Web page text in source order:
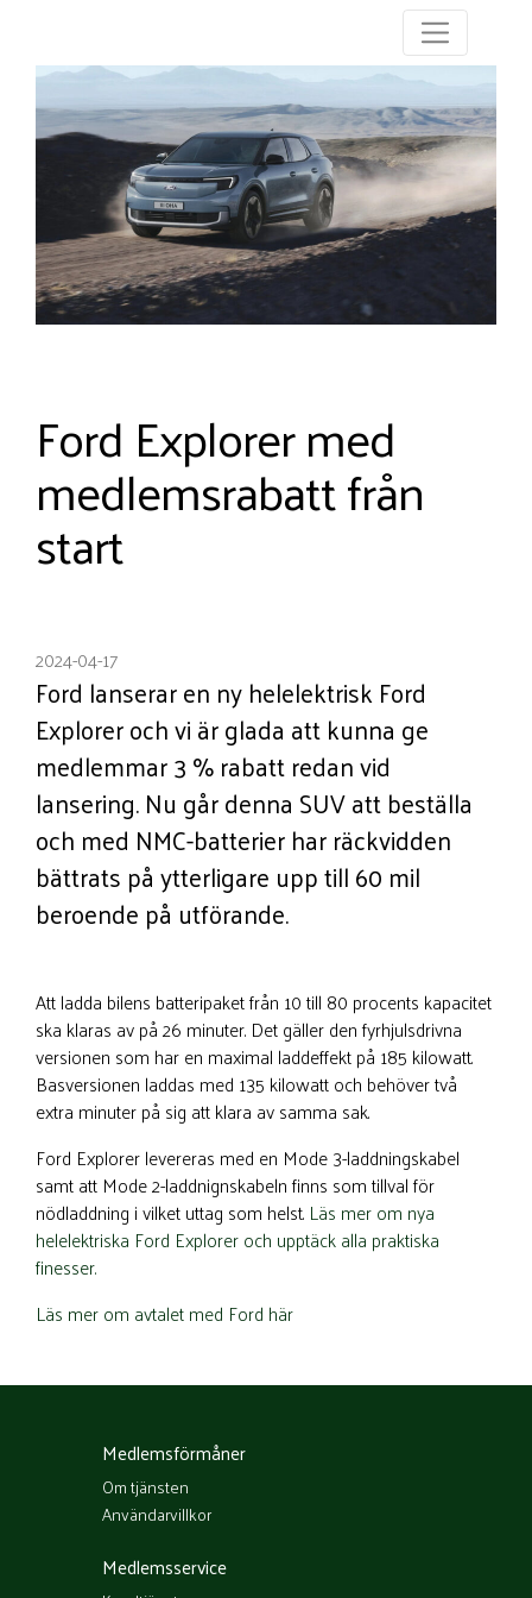
Ford Explorer med
medlemsrabatt från
start
2024-04-17
Ford lanserar en ny helelektrisk Ford
Explorer och vi är glada att kunna ge
medlemmar 3 % rabatt redan vid
lansering. Nu går denna SUV att beställa
och med NMC-batterier har räckvidden
bättrats på ytterligare upp till 60 mil
beroende på utförande.
Att ladda bilens batteripaket från 10 till 80 procents kapacitet
ska klaras av på 26 minuter. Det gäller den fyrhjulsdrivna
versionen som har en maximal laddeffekt på 185 kilowatt.
Basversionen laddas med 135 kilowatt och behöver två
extra minuter på sig att klara av samma sak.
Ford Explorer levereras med en Mode 3-laddningskabel
samt att Mode 2-laddnignskabeln finns som tillval för
nödladdning i vilket uttag som helst. Läs mer om nya
helelektriska Ford Explorer och upptäck alla praktiska
finesser.
Läs mer om avtalet med Ford här
Medlemsförmåner
Om tjänsten
Användarvillkor
Medlemsservice